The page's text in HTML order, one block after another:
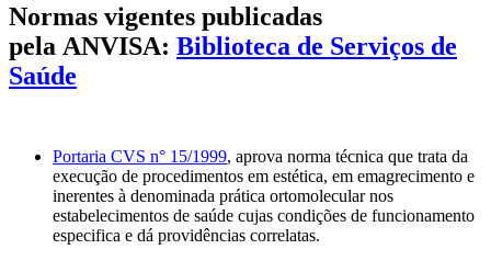
Normas vigentes publicadas
pela ANVISA: Biblioteca de Serviços de
Saúde
Portaria CVS n° 15/1999, aprova norma técnica que trata da
execução de procedimentos em estética, em emagrecimento e
inerentes à denominada prática ortomolecular nos
estabelecimentos de saúde cujas condições de funcionamento
especifica e dá providências correlatas.